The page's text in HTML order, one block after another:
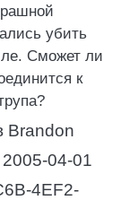
убить
Сможет ли
к
Brandon
04-01
4EF2-